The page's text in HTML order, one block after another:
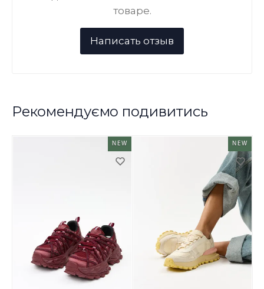
товаре.
Рекомендуємо подивитись
NEW NEW